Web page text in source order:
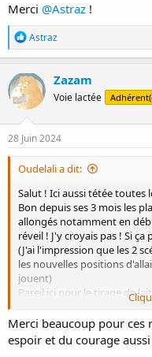
Merci @Astraz !
R
é
a
c
t
i
o
n
s
Astraz
Zazam
Voie lactée
28 Juin 2024
Oudelali a dit:
Salut ! Ici aussi tétée toutes
Bon depuis ses 3 mois les
allongés notamment en
réveil ! J'y croyais pas ! Si ça
(J'ai l'impression que les 2
les nouvelles positions
jouent)
Pareil ici pour le tirage de
quelques tétées au papa,
essayé 2-3 fois.
La première fois je suis
elle m'a vu elle n'a plus
Merci beaucoup pour ces
espoir et du courage